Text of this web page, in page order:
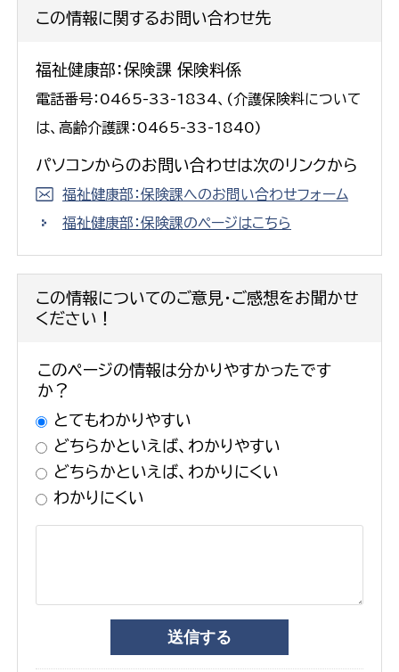
この情報に関するお問い合わせ先
福祉健康部：保険課 保険料係
電話番号：0465-33-1834、(介護保険料について
は、高齢介護課：0465-33-1840)
パソコンからのお問い合わせは次のリンクから
福祉健康部：保険課へのお問い合わせフォーム
福祉健康部：保険課のページはこちら
この情報についてのご意見・ご感想をお聞かせ
ください！
このページの情報は分かりやすかったです
か？
とてもわかりやすい
どちらかといえば、わかりやすい
どちらかといえば、わかりにくい
わかりにくい